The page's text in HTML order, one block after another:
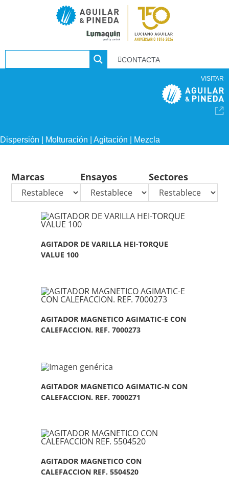
CONTACTA
VISITAR
Dispersión | Molturación | Agitación | Mezcla
Marcas Ensayos Sectores
AGITADOR DE VARILLA HEI-TORQUE
VALUE 100
AGITADOR MAGNETICO AGIMATIC-E CON
CALEFACCION. REF. 7000273
AGITADOR MAGNETICO AGIMATIC-N CON
CALEFACCION. REF. 7000271
AGITADOR MAGNETICO CON
CALEFACCION REF. 5504520